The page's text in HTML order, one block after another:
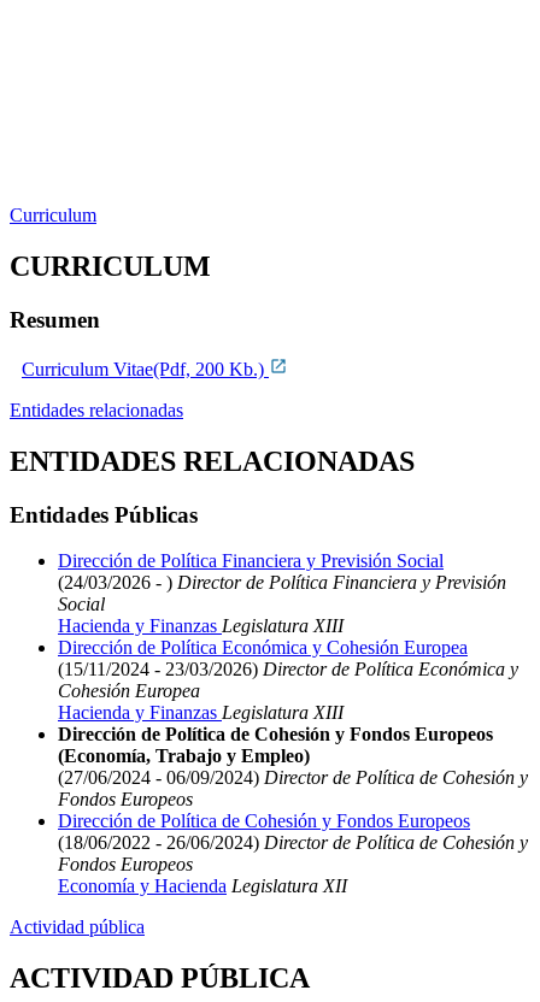
Curriculum
CURRICULUM
Resumen
Curriculum Vitae(Pdf, 200 Kb.)
Entidades relacionadas
ENTIDADES RELACIONADAS
Entidades Públicas
Dirección de Política Financiera y Previsión Social
(24/03/2026 - ) Director de Política Financiera y Previsión
Social
Hacienda y Finanzas Legislatura XIII
Dirección de Política Económica y Cohesión Europea
(15/11/2024 - 23/03/2026) Director de Política Económica y
Cohesión Europea
Hacienda y Finanzas Legislatura XIII
Dirección de Política de Cohesión y Fondos Europeos
(Economía, Trabajo y Empleo)
(27/06/2024 - 06/09/2024) Director de Política de Cohesión y
Fondos Europeos
Dirección de Política de Cohesión y Fondos Europeos
(18/06/2022 - 26/06/2024) Director de Política de Cohesión y
Fondos Europeos
Economía y Hacienda Legislatura XII
Actividad pública
ACTIVIDAD PÚBLICA